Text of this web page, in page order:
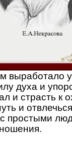
выработало
духа и
и страсть к
и
простыми